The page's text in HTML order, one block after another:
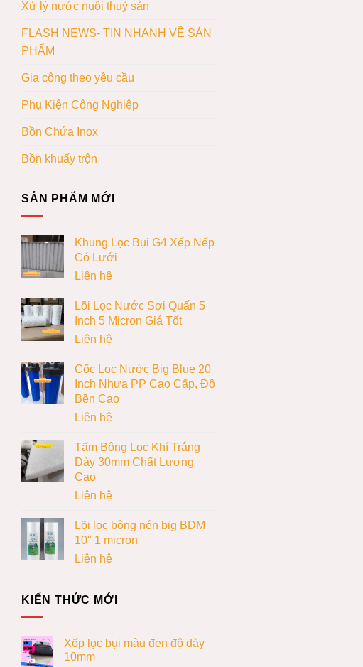
Xử lý nước nuôi thuỷ sản
FLASH NEWS- TIN NHANH VỀ SẢN
PHẨM
Gia công theo yêu cầu
Phụ Kiện Công Nghiệp
Bồn Chứa Inox
Bồn khuấy trộn
SẢN PHẨM MỚI
Khung Lọc Bụi G4 Xếp Nếp
Có Lưới
Liên hệ
Lõi Lọc Nước Sợi Quấn 5
Inch 5 Micron Giá Tốt
Liên hệ
Cốc Lọc Nước Big Blue 20
Inch Nhựa PP Cao Cấp, Độ
Bền Cao
Liên hệ
Tấm Bông Lọc Khí Trắng
Dày 30mm Chất Lượng
Cao
Liên hệ
Lõi lọc bông nén big BDM
10" 1 micron
Liên hệ
KIẾN THỨC MỚI
Xốp lọc bụi màu đen độ dày
10mm